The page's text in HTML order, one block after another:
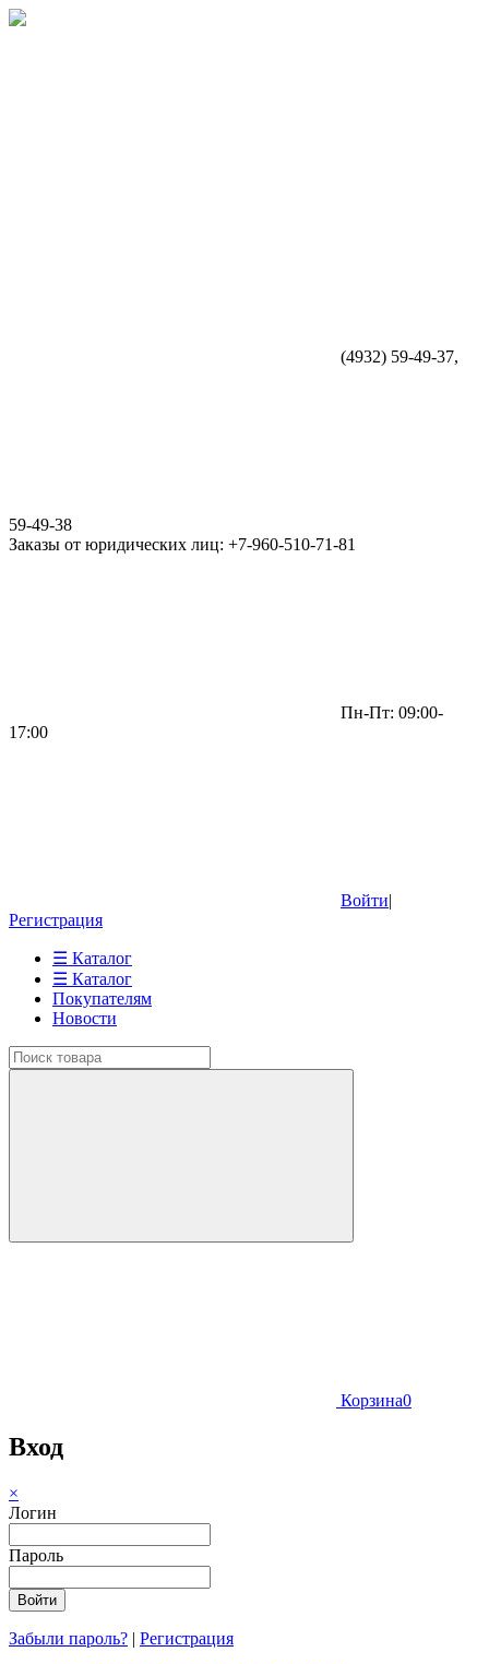
(4932) 59-49-37,
59-49-38
Заказы от юридических лиц: +7-960-510-71-81
Пн-Пт: 09:00-
17:00
Войти|
Регистрация
☰ Каталог
☰ Каталог
Покупателям
Новости
Корзина0
Вход
×
Логин
Пароль
Забыли пароль? | Регистрация